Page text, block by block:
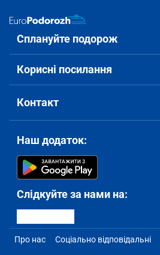
Сплануйте подорож
Корисні посилання
Контакт
Наш додаток:
Слідкуйте за нами на:
Про нас Соціально відповідальні